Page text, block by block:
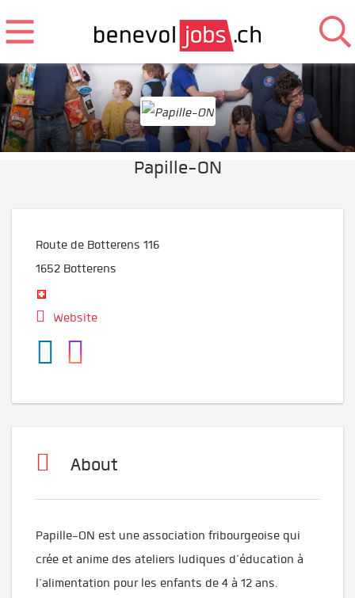
Papille-ON
Route de Botterens 116
1652 Botterens
Website
About
Papille-ON est une association fribourgeoise qui
crée et anime des ateliers ludiques d’éducation à
l’alimentation pour les enfants de 4 à 12 ans.